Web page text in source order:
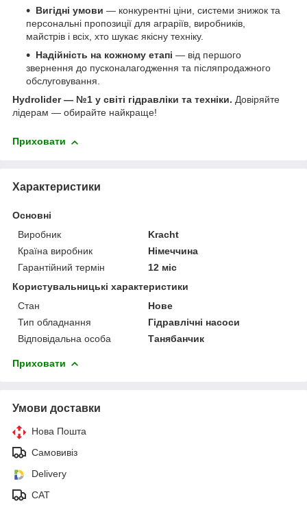
Вигідні умови — конкурентні ціни, системи знижок та
персональні пропозиції для аграріїв, виробників,
майстрів і всіх, хто шукає якісну техніку.
Надійність на кожному етапі — від першого
звернення до пусконалагодження та післяпродажного
обслуговування.
Hydrolider — №1 у світі гідравліки та техніки. Довіряйте
лідерам — обирайте найкраще!
Приховати
Характеристики
Основні
Виробник
Kracht
Країна виробник
Німеччина
Гарантійний термін
12 міс
Користувальницькі характеристики
Стан
Нове
Тип обладнання
Гідравлічні насоси
Відповідальна особа
Танябанчик
Приховати
Умови доставки
Нова Пошта
Самовивіз
Delivery
САТ